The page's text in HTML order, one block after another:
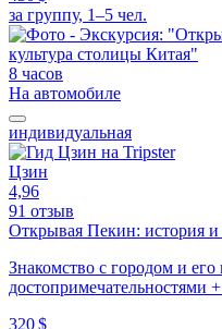
за группу, 1–5 чел.
8 часов
На автомобиле
индивидуальная
Цзин
4,96
91 отзыв
Открывая Пекин: история и
Знакомство с городом и
достопримечательностями
320 $